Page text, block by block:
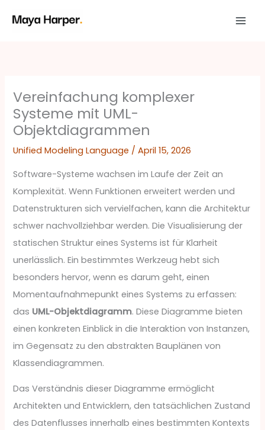
Inhalt
Vereinfachung komplexer
Systeme mit UML-
Objektdiagrammen
Unified Modeling Language /April 15, 2026
Software-Systeme wachsen im Laufe der Zeit an
Komplexität. Wenn Funktionen erweitert werden und
Datenstrukturen sich vervielfachen, kann die Architektur
schwer nachvollziehbar werden. Die Visualisierung der
statischen Struktur eines Systems ist für Klarheit
unerlässlich. Ein bestimmtes Werkzeug hebt sich
besonders hervor, wenn es darum geht, einen
Momentaufnahmepunkt eines Systems zu erfassen:
das UML-Objektdiagramm. Diese Diagramme bieten
einen konkreten Einblick in die Interaktion von Instanzen,
im Gegensatz zu den abstrakten Bauplänen von
Klassendiagrammen.
Das Verständnis dieser Diagramme ermöglicht
Architekten und Entwicklern, den tatsächlichen Zustand
des Datenflusses innerhalb eines bestimmten Kontexts